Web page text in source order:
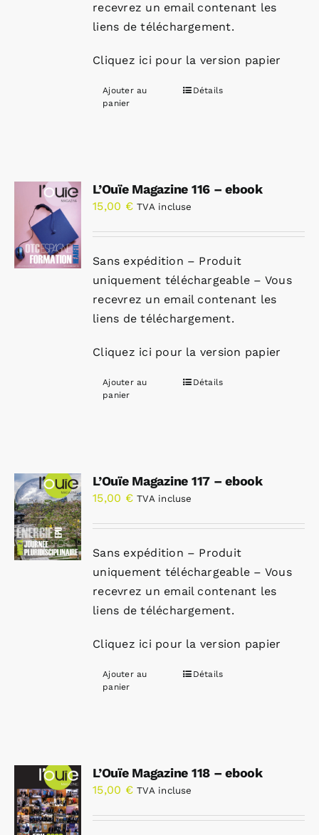
recevrez un email contenant les
liens de téléchargement.
Cliquez ici pour la version papier
Ajouter au
panier
Détails
L’Ouïe Magazine 116 – ebook
15,00 € TVA incluse
Sans expédition – Produit
uniquement téléchargeable – Vous
recevrez un email contenant les
liens de téléchargement.
Cliquez ici pour la version papier
Ajouter au
panier
Détails
L’Ouïe Magazine 117 – ebook
15,00 € TVA incluse
Sans expédition – Produit
uniquement téléchargeable – Vous
recevrez un email contenant les
liens de téléchargement.
Cliquez ici pour la version papier
Ajouter au
panier
Détails
L’Ouïe Magazine 118 – ebook
15,00 € TVA incluse